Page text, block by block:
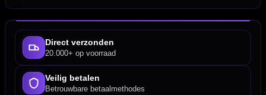
Direct verzonden
20.000+ op voorraad
Veilig betalen
Betrouwbare betaalmethodes